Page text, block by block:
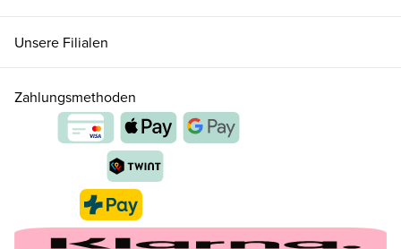
Unsere Filialen
Zahlungsmethoden